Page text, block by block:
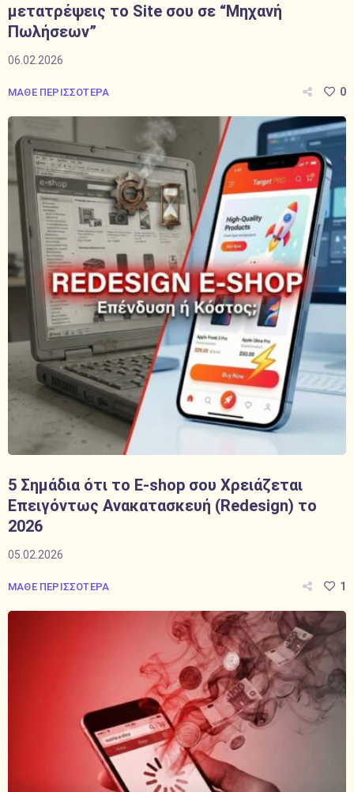
μετατρέψεις το Site σου σε “Μηχανή
Πωλήσεων”
06.02.2026
ΜΑΘΕ ΠΕΡΙΣΣΟΤΕΡΑ 0
5 Σημάδια ότι το E-shop σου Χρειάζεται
Επειγόντως Ανακατασκευή (Redesign) το
2026
05.02.2026
ΜΑΘΕ ΠΕΡΙΣΣΟΤΕΡΑ 1